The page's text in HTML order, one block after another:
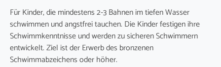
Für Kinder, die mindestens 2-3 Bahnen im tiefen Wasser
schwimmen und angstfrei tauchen. Die Kinder festigen ihre
Schwimmkenntnisse und werden zu sicheren Schwimmern
entwickelt. Ziel ist der Erwerb des bronzenen
Schwimmabzeichens oder höher.